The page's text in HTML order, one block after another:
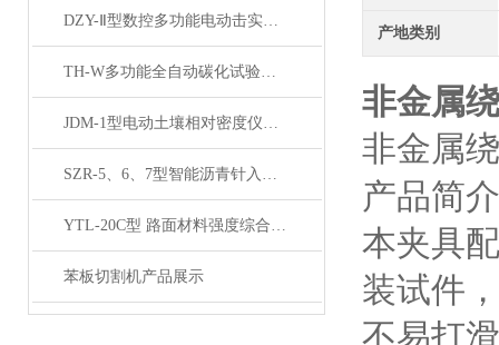
DZY-Ⅱ型数控多功能电动击实仪产品展示
TH-W多功能全自动碳化试验箱产品展示
JDM-1型电动土壤相对密度仪技术参数
SZR-5、6、7型智能沥青针入度仪产品展示
YTL-20C型 路面材料强度综合试验仪产品展示
苯板切割机产品展示
产地类别
非金属
非金属
产品简介
本夹具
装试件，
不易打